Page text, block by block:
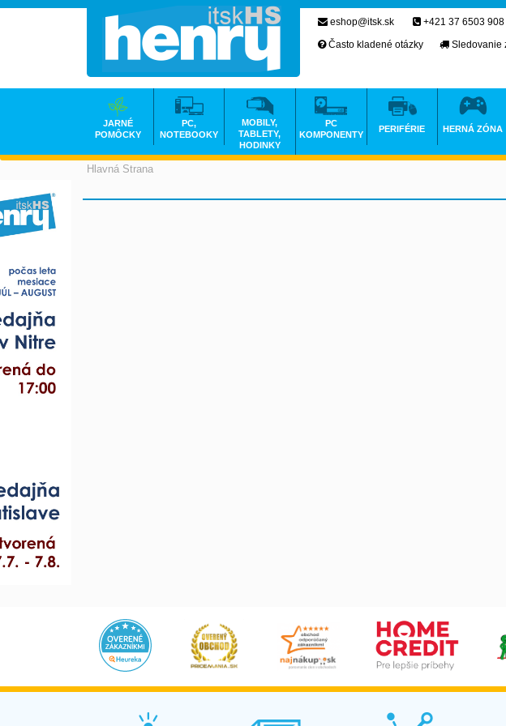
Hlavná Strana
eshop@itsk.sk +421 37 6503 908
Často kladené otázky
Sledovanie
JARNÉ
POMÔCKY
PC,
NOTEBOOKY
MOBILY,
TABLETY,
HODINKY
PC
KOMPONENTY
PERIFÉRIE HERNÁ ZÓNA